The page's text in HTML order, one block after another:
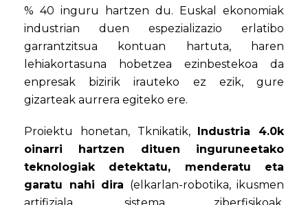
% 40 inguru hartzen du. Euskal ekonomiak
industrian duen espezializazio erlatibo
garrantzitsua kontuan hartuta, haren
lehiakortasuna hobetzea ezinbestekoa da
enpresak bizirik irauteko ez ezik, gure
gizarteak aurrera egiteko ere.
Proiektu honetan, Tknikatik, Industria 4.0k
oinarri hartzen dituen inguruneetako
teknologiak detektatu, menderatu eta
garatu nahi dira (elkarlan-robotika, ikusmen